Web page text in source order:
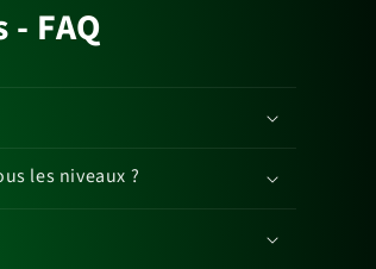
FAQ
les niveaux ?